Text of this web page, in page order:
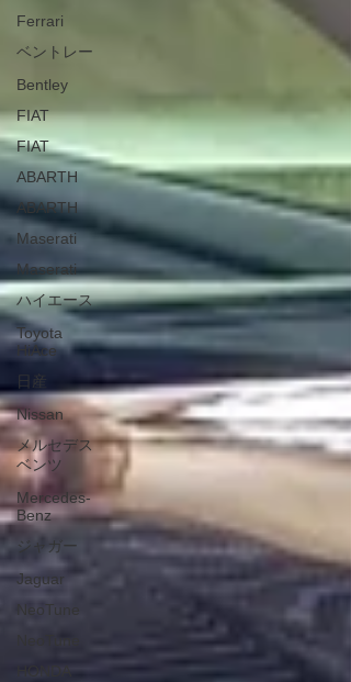
Ferrari
ベントレー
Bentley
FIAT
FIAT
ABARTH
ABARTH
Maserati
Maserati
ハイエース
Toyota
HiAce
日産
Nissan
メルセデス
ベンツ
Mercedes-
Benz
ジャガー
Jaguar
NeoTune